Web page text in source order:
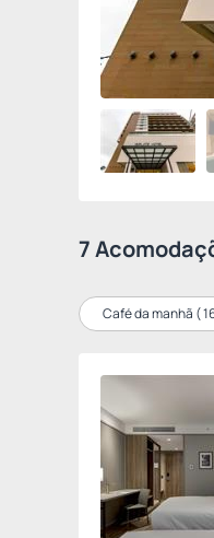
7
Café da manhã (